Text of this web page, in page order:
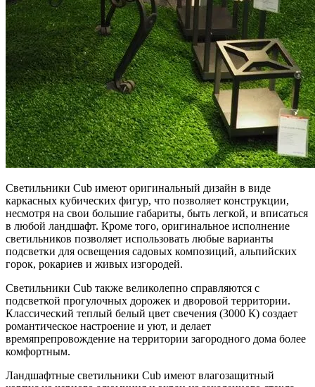
Светильники Cub имеют оригинальный дизайн в виде
каркасных кубических фигур, что позволяет конструкции,
несмотря на свои большие габариты, быть легкой, и вписаться
в любой ландшафт. Кроме того, оригинальное исполнение
светильников позволяет использовать любые варианты
подсветки для освещения садовых композиций, альпийских
горок, рокариев и живых изгородей.
Светильники Cub также великолепно справляются с
подсветкой прогулочных дорожек и дворовой территории.
Классический теплый белый цвет свечения (3000 К) создает
романтическое настроение и уют, и делает
времяпрепровождение на территории загородного дома более
комфортным.
Ландшафтные светильники Cub имеют влагозащитный